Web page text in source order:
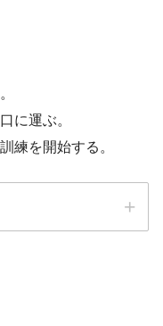
に運ぶ。
練を開始する。